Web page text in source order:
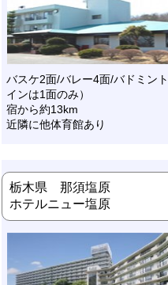
バスケ2面/バレー4面/バドミン
インは1面のみ）
宿から約13km
近隣に他体育館あり
栃木県 那須塩原
ホテルニュー塩原